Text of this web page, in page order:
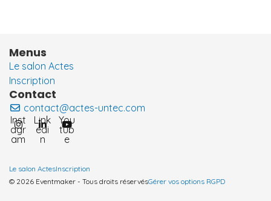
Menus
Le salon Actes
Inscription
Contact
contact@actes-untec.com
Inst
agr
am
Link
edi
n
You
tub
e
Le salon ActesInscription
© 2026 Eventmaker - Tous droits réservésGérer vos options RGPD